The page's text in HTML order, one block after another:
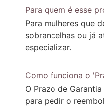
Para quem é esse
Para mulheres que
sobrancelhas ou já
especializar.​
Como funciona o
O Prazo de
para pedir o